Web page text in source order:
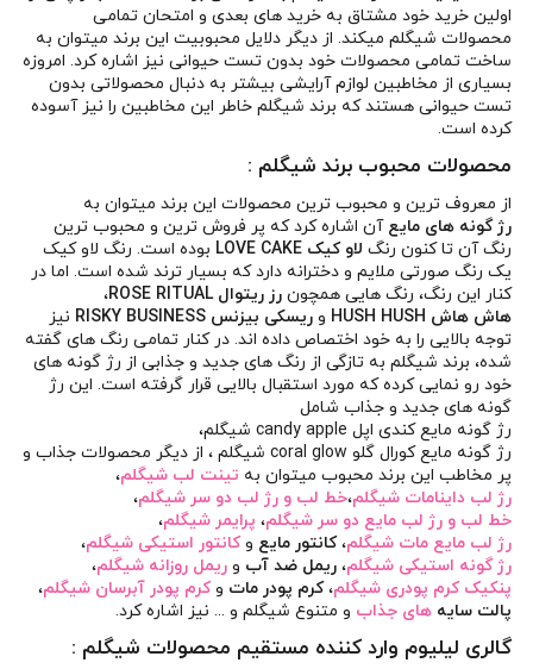
اولین خرید خود مشتاق به خرید های بعدی و امتحان تمامی
محصولات شیگلم میکند. از دیگر دلایل محبوبیت این برند میتوان به
ساخت تمامی محصولات خود بدون تست حیوانی نیز اشاره کرد. امروزه
بسیاری از مخاطبین لوازم آرایشی بیشتر به دنبال محصولاتی بدون
تست حیوانی هستند که برند شیگلم خاطر این مخاطبین را نیز آسوده
کرده است.
محصولات محبوب برند شیگلم :
از معروف ترین و محبوب ترین محصولات این برند میتوان به
رژ گونه های مایع آن اشاره کرد که پر فروش ترین و محبوب ترین
رنگ آن تا کنون رنگ لاو کیک LOVE CAKE
بوده است. رنگ لاو کیک
یک رنگ صورتی ملایم و دخترانه دارد که بسیار ترند شده است. اما در
کنار این رنگ، رنگ هایی همچون رز ریتوال ROSE RITUAL
،
هاش هاش HUSH HUSH
و ریسکی بیزنس RISKY BUSINESS
نیز
توجه بالایی را به خود اختصاص داده اند. در کنار تمامی رنگ های گفته
شده، برند شیگلم به تازگی از رنگ های جدید و جذابی از رژ گونه های
خود رو نمایی کرده که مورد استقبال بالایی قرار گرفته است. این رژ
گونه های جدید و جذاب شامل
رژ گونه مایع کندی اپل candy apple شیگلم
،
رژ گونه مایع کورال گلو coral glow شیگلم
، از دیگر محصولات جذاب و
پر مخاطب این برند محبوب میتوان به تینت لب شیگلم،
رژ لب داینامات شیگلم،خط لب و رژ لب دو سر شیگلم،
خط لب و رژ لب مایع دو سر شیگلم، پرایمر شیگلم،
رژ لب مایع مات شیگلم،کانتور مایع وکانتور استیکی شیگلم،
رژ گونه استیکی شیگلم، ریمل ضد آب و ریمل روزانه شیگلم،
پنکیک کرم پودری شیگلم،کرم پودر مات وکرم پودر آبرسان شیگلم،
پالت سایه های جذاب و متنوع شیگلم و ... نیز اشاره کرد.
گالری لیلیوم وارد کننده مستقیم محصولات شیگلم :